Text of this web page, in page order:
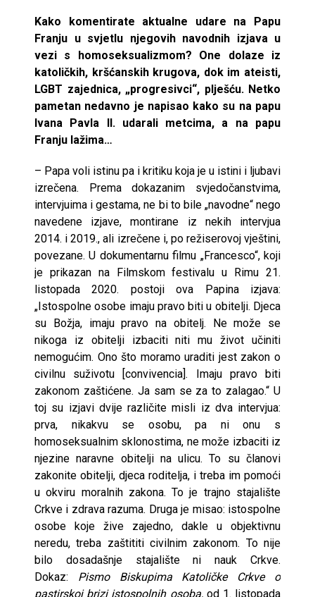
Kako komentirate aktualne udare na Papu
Franju u svjetlu njegovih navodnih izjava u
vezi s homoseksualizmom? One dolaze iz
katoličkih, kršćanskih krugova, dok im ateisti,
LGBT zajednica, „progresivci“, plješću. Netko
pametan nedavno je napisao kako su na papu
Ivana Pavla II. udarali metcima, a na papu
Franju lažima…
– Papa voli istinu pa i kritiku koja je u istini i ljubavi
izrečena. Prema dokazanim svjedočanstvima,
intervjuima i gestama, ne bi to bile „navodne“ nego
navedene izjave, montirane iz nekih intervjua
2014. i 2019., ali izrečene i, po režiserovoj vještini,
povezane. U dokumentarnu filmu „Francesco“, koji
je prikazan na Filmskom festivalu u Rimu 21.
listopada 2020. postoji ova Papina izjava:
„Istospolne osobe imaju pravo biti u obitelji. Djeca
su Božja, imaju pravo na obitelj. Ne može se
nikoga iz obitelji izbaciti niti mu život učiniti
nemogućim. Ono što moramo uraditi jest zakon o
civilnu suživotu [convivencia]. Imaju pravo biti
zakonom zaštićene. Ja sam se za to zalagao.“ U
toj su izjavi dvije različite misli iz dva intervjua:
prva, nikakvu se osobu, pa ni onu s
homoseksualnim sklonostima, ne može izbaciti iz
njezine naravne obitelji na ulicu. To su članovi
zakonite obitelji, djeca roditelja, i treba im pomoći
u okviru moralnih zakona. To je trajno stajalište
Crkve i zdrava razuma. Druga je misao: istospolne
osobe koje žive zajedno, dakle u objektivnu
neredu, treba zaštititi civilnim zakonom. To nije
bilo dosadašnje stajalište ni nauk Crkve.
Dokaz: Pismo Biskupima Katoličke Crkve o
pastirskoj brizi istospolnih osoba,od 1. listopada